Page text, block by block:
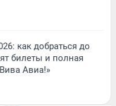
как добраться до
билеты и полная
Авиа!»